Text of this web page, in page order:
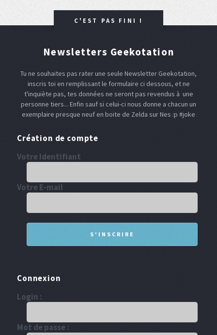
C'EST PAS FINI !
Newsletters Geekotation
Tu ne souhaites pas rater une seule Newsletter Geekotation,
inscris toi en remplissant le formulaire ci dessous, et ne
t'inquiète pas, tes données ne seront pas revendus à une
personne tiers... Enfin sauf si celui-ci nous donne a chacun un
exemplaire presque neuf en boite de Zelda sur Nes :p #joke
Création de compte
Votre Identifiant
Votre E-mail
Connexion
Login :
Mot de passe :